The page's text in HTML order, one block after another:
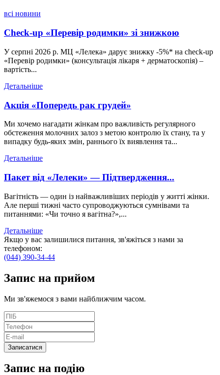
всі новини
Check-up «Перевір родимки» зі знижкою
У серпні 2026 р. МЦ «Лелека» дарує знижку -5%* на check-up
«Перевір родимки» (консультація лікаря + дерматоскопія) –
вартість...
Детальніше
Акція «Попередь рак грудей»
Ми хочемо нагадати жінкам про важливість регулярного
обстеження молочних залоз з метою контролю їх стану, та у
випадку будь-яких змін, раннього їх виявлення та...
Детальніше
Пакет від «Лелеки» — Підтвердження...
Вагітність — один із найважливіших періодів у житті жінки.
Але перші тижні часто супроводжуються сумнівами та
питаннями: «Чи точно я вагітна?»,...
Детальніше
Якщо у вас залишилися питання, зв'яжіться з нами за
телефоном:
(044) 390-34-44
Запис на прийом
Ми зв'яжемося з вами найближчим часом.
Запис на подію